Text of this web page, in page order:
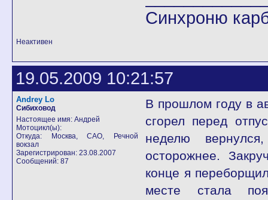
Синхроню
Неактивен
19.05.2009 10:21:57
Andrey Lo
Сибиховод
Настоящее имя: Андрей
Мотоцикл(ы):
Откуда: Москва, САО, Речной
вокзал
Зарегистрирован: 23.08.2007
Сообщений: 87
В прошлом году в
сгорел перед
неделю
осторожнее.
конце я
месте стала